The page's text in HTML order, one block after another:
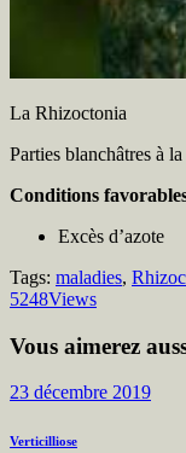
La Rhizoctonia
Parties blanchâtres à
Conditions
Excès d’azote
Tags: maladies,
5248Views
Vous aimerez
23 décembre 2019
Verticilliose